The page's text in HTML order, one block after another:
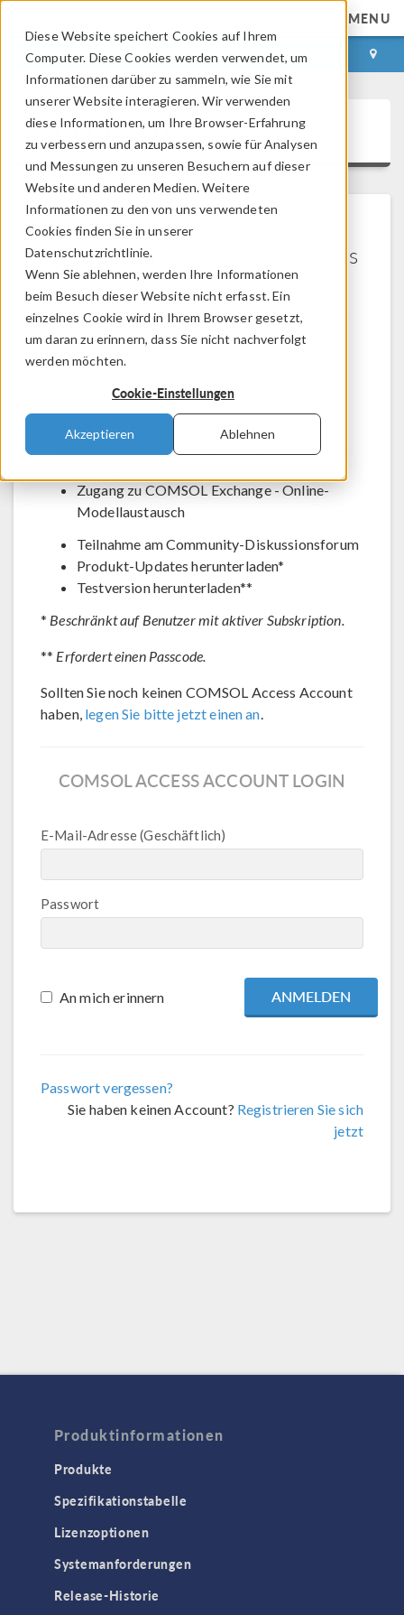
Diese Website speichert Cookies auf Ihrem
Computer. Diese Cookies werden verwendet, um
Informationen darüber zu sammeln, wie Sie mit
unserer Website interagieren. Wir verwenden
diese Informationen, um Ihre Browser-Erfahrung
zu verbessern und anzupassen, sowie für Analysen
und Messungen zu unseren Besuchern auf dieser
Website und anderen Medien. Weitere
Informationen zu den von uns verwendeten
Cookies finden Sie in unserer
Datenschutzrichtlinie.
Wenn Sie ablehnen, werden Ihre Informationen
beim Besuch dieser Website nicht erfasst. Ein
einzelnes Cookie wird in Ihrem Browser gesetzt,
um daran zu erinnern, dass Sie nicht nachverfolgt
werden möchten.
Cookie-Einstellungen
Akzeptieren Ablehnen
MENU
ANMELDEN KONTAKT
COMSOL Access
Willkommen bei COMSOL Access
COMSOL Access ist ein Service, den wir
unseren Nutzern und Interessenten anbieten.
Vorteile:
bearbeiten
Den technischen Support kontaktieren
Aktuelle Anmeldungen für Veranstaltungen
Zugang zu COMSOL Exchange - Online-
Modellaustausch
Teilnahme am Community-Diskussionsforum
Produkt-Updates herunterladen*
Testversion herunterladen**
* Beschränkt auf Benutzer mit aktiver Subskription.
** Erfordert einen Passcode.
Sollten Sie noch keinen COMSOL Access Account
haben, legen Sie bitte jetzt einen an.
COMSOL ACCESS ACCOUNT LOGIN
E-Mail-Adresse (Geschäftlich)
Passwort
An mich erinnern
Passwort vergessen?
Sie haben keinen Account? Registrieren Sie sich
jetzt
Produktinformationen
Produkte
Spezifikationstabelle
Lizenzoptionen
Systemanforderungen
Release-Historie